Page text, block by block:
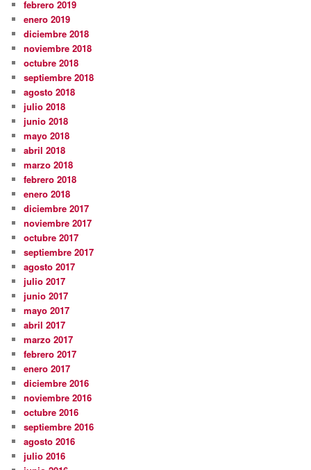
febrero 2019
enero 2019
diciembre 2018
noviembre 2018
octubre 2018
septiembre 2018
agosto 2018
julio 2018
junio 2018
mayo 2018
abril 2018
marzo 2018
febrero 2018
enero 2018
diciembre 2017
noviembre 2017
octubre 2017
septiembre 2017
agosto 2017
julio 2017
junio 2017
mayo 2017
abril 2017
marzo 2017
febrero 2017
enero 2017
diciembre 2016
noviembre 2016
octubre 2016
septiembre 2016
agosto 2016
julio 2016